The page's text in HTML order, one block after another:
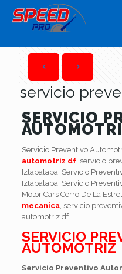
servicio
SERVICIO
Servicio Preventivo
automotriz df, servicio
Iztapalapa, Servicio
Iztapalapa, Servicio
Motor Cars Cerro De La
mecanica, servicio
automotriz df
SERVICIO
AUTOMOTRIZ
Servicio Preventivo